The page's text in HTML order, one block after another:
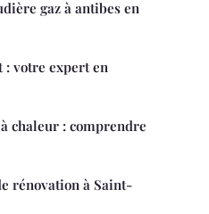
gaz à antibes en
: votre expert en
chaleur : comprendre
rénovation à Saint-